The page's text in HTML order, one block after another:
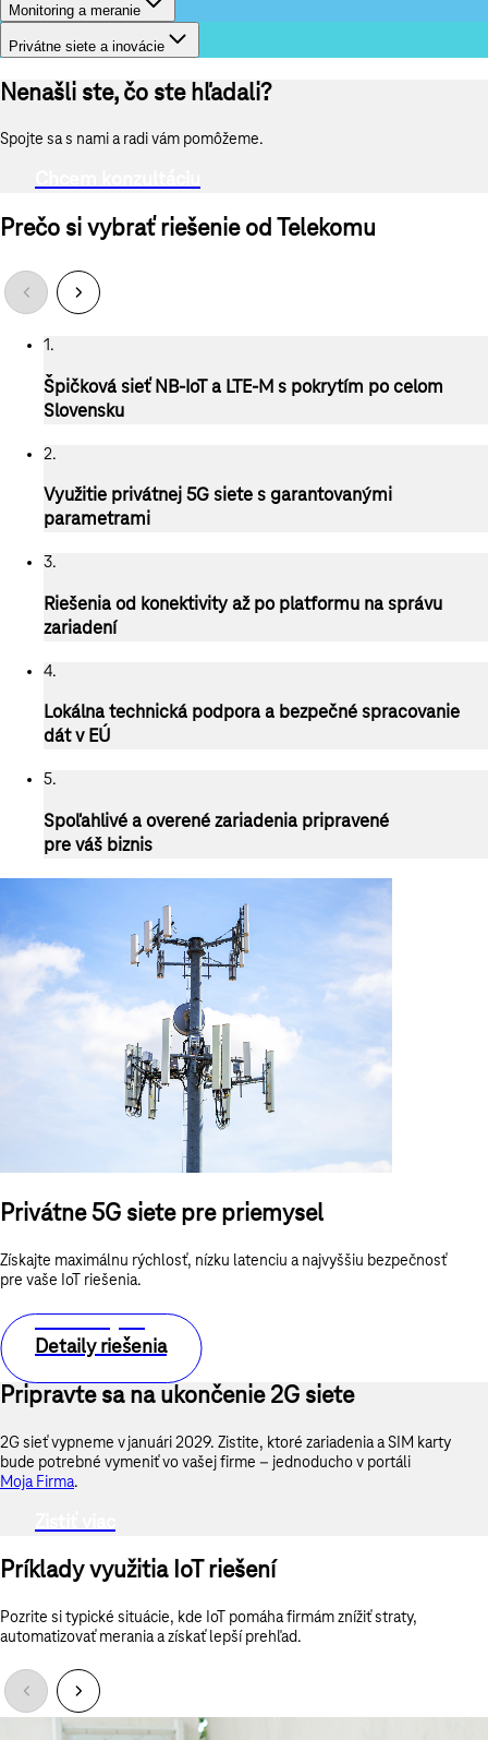
Monitoring a meranie
Privátne siete a inovácie
Nenašli ste, čo ste hľadali?
Spojte sa s nami a radi vám pomôžeme.
Prečo si vybrať riešenie od Telekomu
1.
Špičková sieť NB-IoTa LTE-M s pokrytím po celom
Slovensku
2.
Využitie privátnej 5G siete s garantovanými
parametrami
3.
Riešenia od konektivity až po platformu na správu
zariadení
4.
Lokálna technická podpora a bezpečné spracovanie
dát v EÚ
5.
Spoľahlivé a overené zariadenia pripravené
pre váš biznis
Privátne 5G siete pre priemysel
Získajte maximálnu rýchlosť, nízku latenciu a najvyššiu bezpečnosť
pre vaše IoT riešenia.
Mám záujem
Detaily riešenia
Pripravte sa na ukončenie 2G siete
2G sieť vypneme v januári 2029. Zistite, ktoré zariadenia a SIM karty
bude potrebné vymeniť vo vašej firme – jednoducho v portáli
Moja Firma.
Príklady využitia IoT riešení
Pozrite si typické situácie, kde IoT pomáha firmám znížiť straty,
automatizovať merania a získať lepší prehľad.